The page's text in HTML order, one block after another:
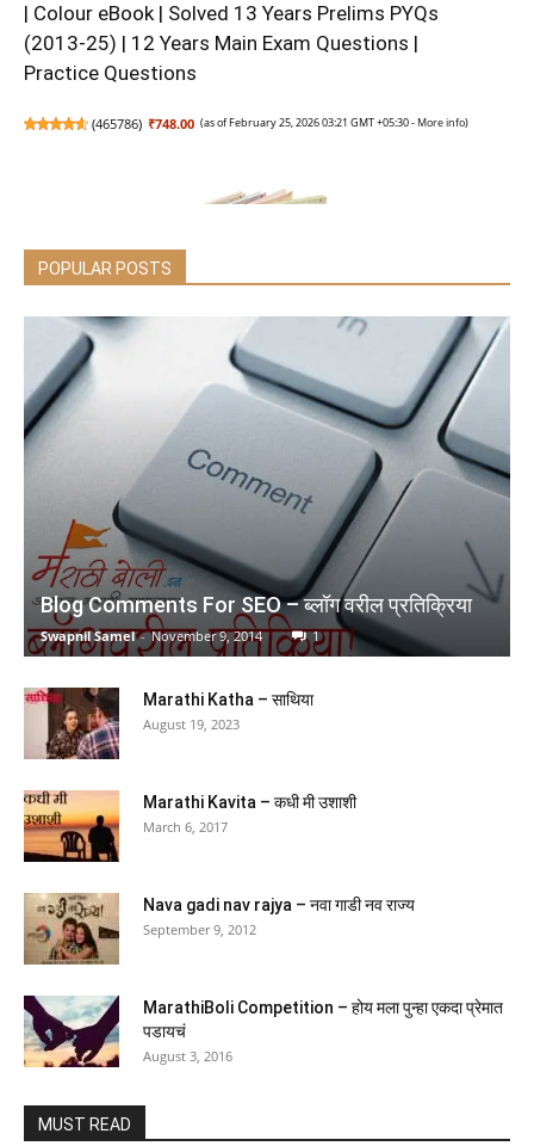
| Colour eBook | Solved 13 Years Prelims PYQs
(2013-25) | 12 Years Main Exam Questions |
Practice Questions
(465786) ₹748.00 (as of February 25, 2026 03:21 GMT +05:30 -More info)
Sank Magic Practice Copybook, (4 BOOK + 10
REFILL+ 1 Pen +1 Grip) Number Tracing Book for
Preschoolers with Pen, Magic Calligraphy Copybook
Set Practical Reusable Writing Tool Simple Hand
(4054945) ₹108.00 (as of February 25, 2026 03:21 GMT +05:30 - More info)
Mandala Art: Colouring books for Adults with tear
out sheets
(4557574) ₹171.00 (as of February 25, 2026 03:21 GMT +05:30 -
POPULAR POSTS
Blog Comments For SEO – ब्लॉग वरील प्रतिक्रिया
Swapnil Samel - November 9, 2014 1
Marathi Katha – साथिया
August 19, 2023
Marathi Kavita – कधी मी उशाशी
March 6, 2017
Nava gadi nav rajya – नवा गाडी नव राज्य
September 9, 2012
MarathiBoli Competition – होय मला पुन्हा एकदा प्रेमात
पडायचं
August 3, 2016
MUST READ